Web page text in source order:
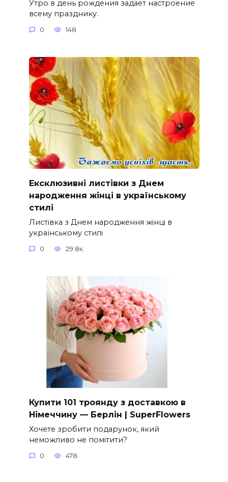
Утро в день рождения задает настроение
всему празднику.
0 148
Ексклюзивні листівки з Днем
народження жінці в українському
стилі
Листівка з Днем народження жінці в
українському стилі
0 29.8к.
Купити 101 троянду з доставкою в
Німеччину — Берлін | SuperFlowers
Хочете зробити подарунок, який
неможливо не помітити?
0 478